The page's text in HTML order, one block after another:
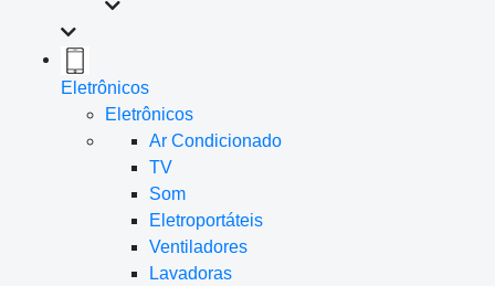
Eletrônicos
Eletrônicos
Ar Condicionado
TV
Som
Eletroportáteis
Ventiladores
Lavadoras